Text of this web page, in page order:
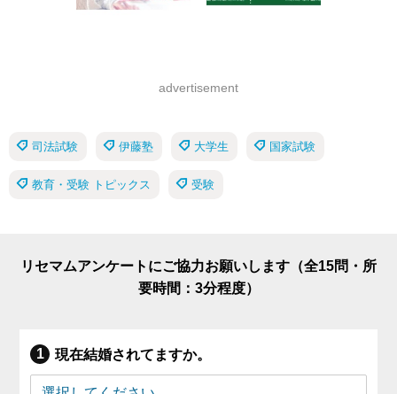
advertisement
司法試験 伊藤塾 大学生 国家試験
教育・受験 トピックス 受験
リセマムアンケートにご協力お願いします（全15問・所
要時間：3分程度）
現在結婚されてますか。